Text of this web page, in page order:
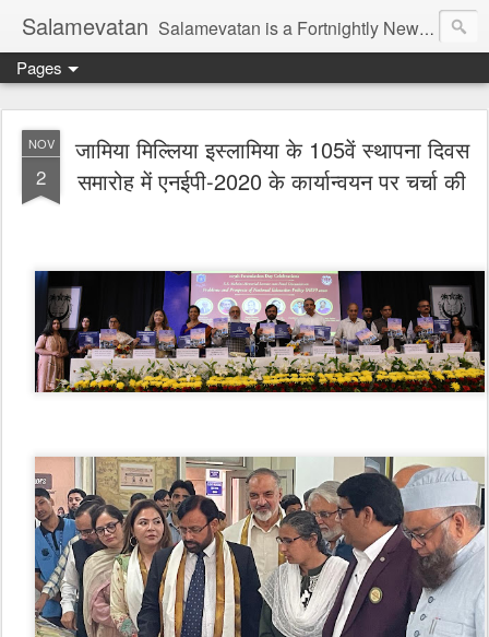
Salamevatan Salamevatan is a Fortnightly Newspaper published from Aligarh, India. Established on 15th August, 2003, the Newspaper aims to provide quality News, Views, Articles, Essays, interviews and many other things which are beneficial to the Common people of India, making them aware and helping them in performing their day to day activities more efficiently and effectively.
Pages
NOV
2
जामिया मिल्लिया इस्लामिया के 105वें स्थापना दिवस
समारोह में एनईपी-2020 के कार्यान्वयन पर चर्चा की